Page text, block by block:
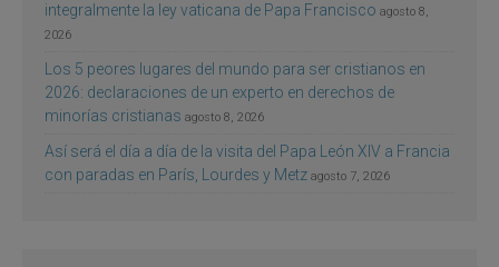
integralmente la ley vaticana de Papa Francisco agosto 8,
2026
Los 5 peores lugares del mundo para ser cristianos en
2026: declaraciones de un experto en derechos de
minorías cristianas agosto 8, 2026
Así será el día a día de la visita del Papa León XIV a Francia
con paradas en París, Lourdes y Metz agosto 7, 2026